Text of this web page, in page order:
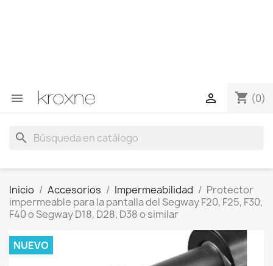
 shopping_cart (0)

search
Inicio Accesorios Impermeabilidad
Protector
impermeable para la pantalla del Segway F20, F25, F30,
F40 o Segway D18, D28, D38 o similar
NUEVO